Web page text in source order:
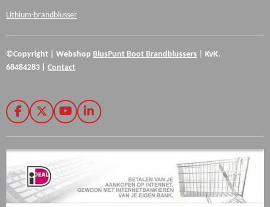
Lithium-brandblusser
©Copyright Webshop BlusPunt Boot Brandblussers
KvK.
68484283
Contact
F
c
e
o
o
k
X
Y
u
T
L
n
k
n